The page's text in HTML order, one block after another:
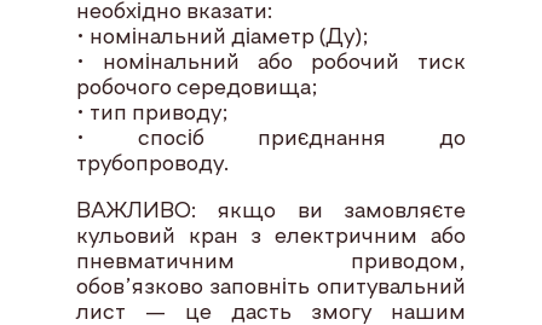
необхідно вказати:
• номінальний діаметр (Ду);
• номінальний або робочий тиск
робочого середовища;
• тип приводу;
• спосіб приєднання до
трубопроводу.
ВАЖЛИВО: якщо ви замовляєте
кульовий кран з електричним або
пневматичним приводом,
обов’язково заповніть опитувальний
лист — це дасть змогу нашим